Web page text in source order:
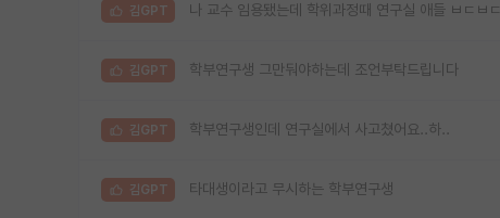
김GPT 나 교수 임용됐는데 학위과정때 연구실 애들 ㅂㄷㅂㄷ
김GPT 학부연구생 그만둬야하는데 조언부탁드립니다
김GPT 학부연구생인데 연구실에서 사고쳤어요..하..
김GPT 타대생이라고 무시하는 학부연구생